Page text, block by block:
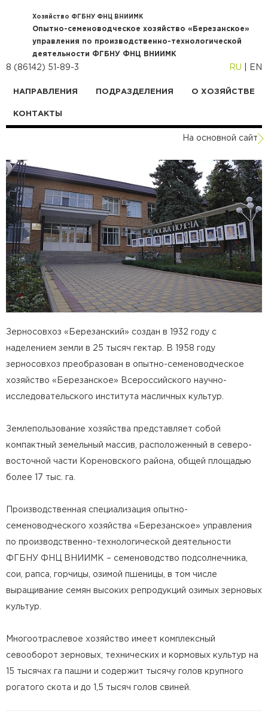
Хозяйство ФГБНУ ФНЦ ВНИИМК
Опытно-семеноводческое хозяйство «Березанское»
управления по производственно-технологической
деятельности ФГБНУ ФНЦ ВНИИМК
8 (86142) 51-89-3 RU EN
НАПРАВЛЕНИЯ ПОДРАЗДЕЛЕНИЯ О ХОЗЯЙСТВЕ
КОНТАКТЫ
На основной сайт
Зерносовхоз «Березанский» создан в 1932 году с
наделением земли в 25 тысяч гектар. В 1958 году
зерносовхоз преобразован в опытно-семеноводческое
хозяйство «Березанское» Всероссийского научно-
исследовательского института масличных культур.
Землепользование хозяйства представляет собой
компактный земельный массив, расположенный в северо-
восточной части Кореновского района, общей площадью
более 17 тыс. га.
Производственная специализация опытно-
семеноводческого хозяйства «Березанское» управления
по производственно-технологической деятельности
ФГБНУ ФНЦ ВНИИМК – семеноводство подсолнечника,
сои, рапса, горчицы, озимой пшеницы, в том числе
выращивание семян высоких репродукций озимых зерновых
культур.
Многоотраслевое хозяйство имеет комплексный
севооборот зерновых, технических и кормовых культур на
15 тысячах га пашни и содержит тысячу голов крупного
рогатого скота и до 1,5 тысяч голов свиней.